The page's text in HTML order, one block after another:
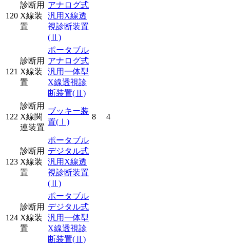
120
診断用
X線装
置
アナログ式
汎用X線透
視診断装置
(Ⅱ)
121
診断用
X線装
置
ポータブル
アナログ式
汎用一体型
X線透視診
断装置(Ⅱ)
122
診断用
X線関
連装置
ブッキー装
置(Ⅰ)
8 4
123
診断用
X線装
置
ポータブル
デジタル式
汎用X線透
視診断装置
(Ⅱ)
124
診断用
X線装
置
ポータブル
デジタル式
汎用一体型
X線透視診
断装置(Ⅱ)